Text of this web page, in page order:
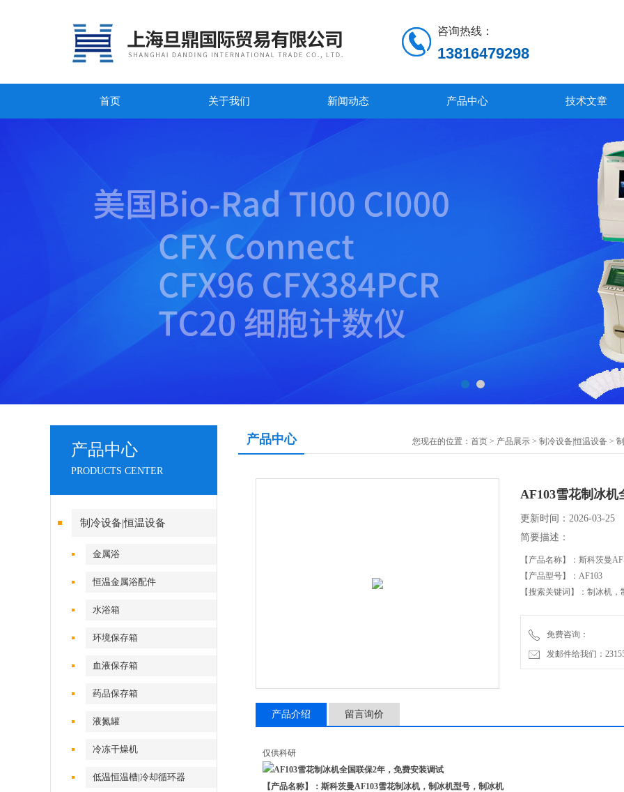
咨询热线：
13816479298
首页 关于我们 新闻动态 产品中心 技术文章
产品中心
PRODUCTS CENTER
制冷设备|恒温设备
金属浴
恒温金属浴配件
水浴箱
环境保存箱
血液保存箱
药品保存箱
液氮罐
冷冻干燥机
低温恒温槽|冷却循环器
产品中心 您现在的位置： 首页 > 产品展示 > 制冷设备|恒温设备 >
AF103雪花制冰机
更新时间：2026-03-25
简要描述：
【产品名称】：斯科茨曼
【产品型号】：AF103
【搜索关键词】：制冰机
免费咨询：
发邮件给我们：
产品介绍 留言询价
仅供科研
【产品名称】：斯科茨曼AF103雪花制冰机，制冰机型号，制冰机